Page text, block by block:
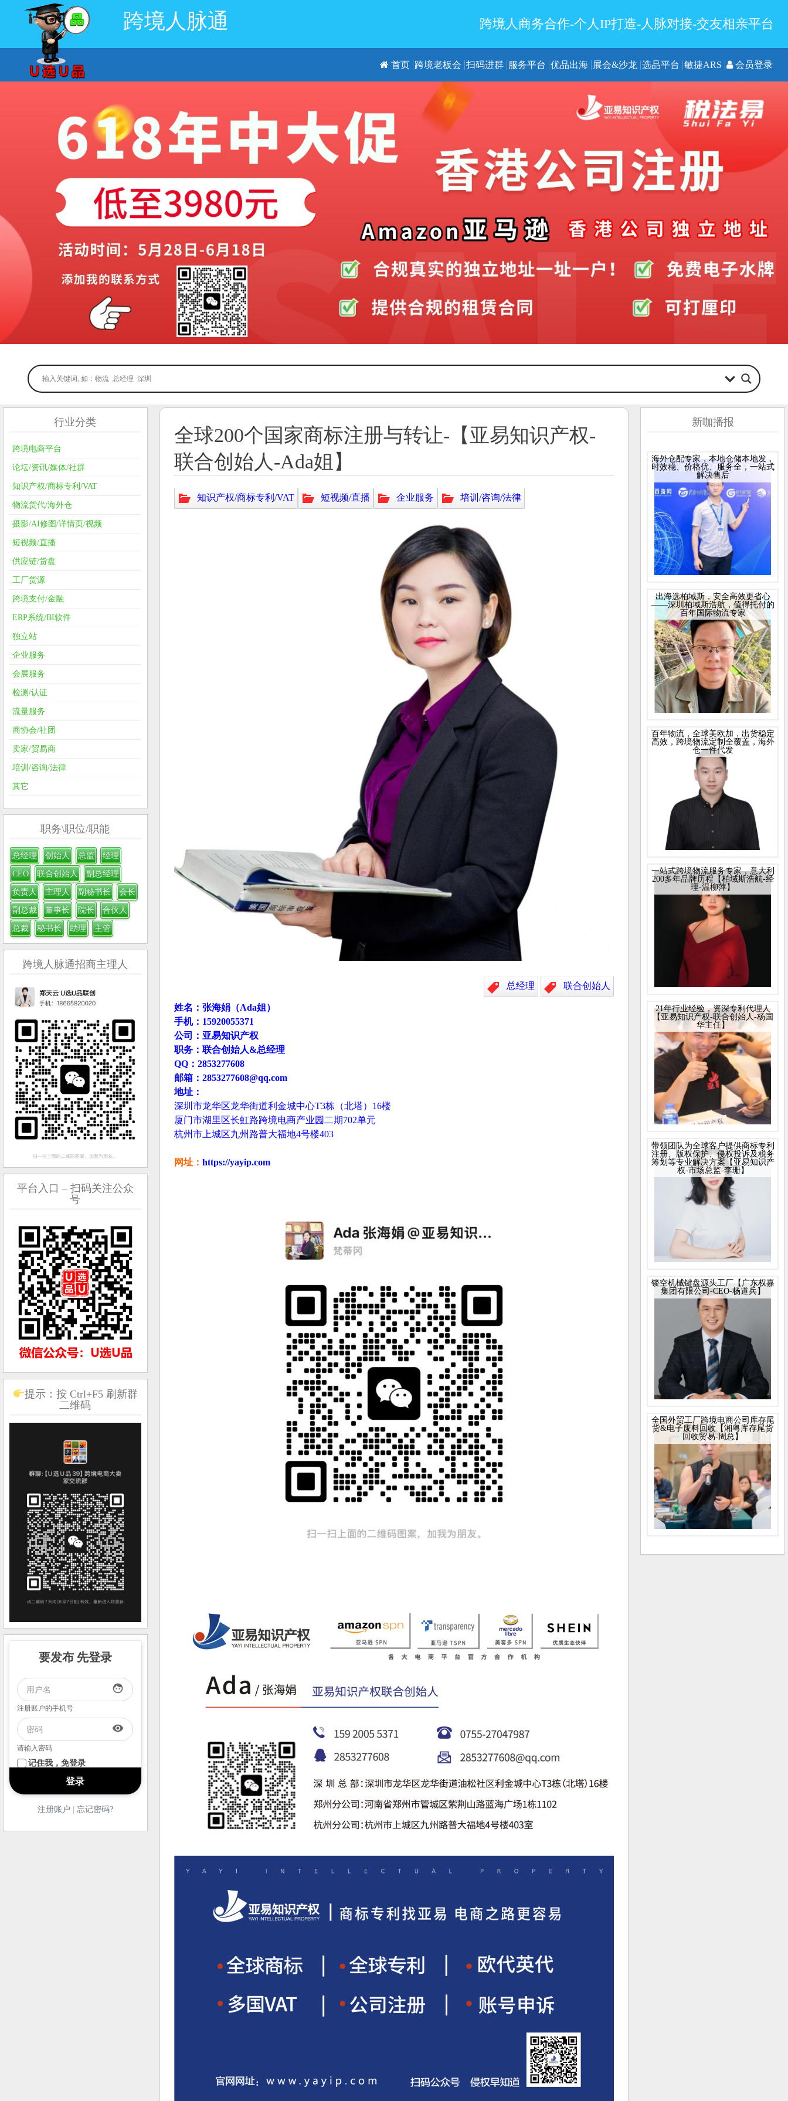
跨境人脉通 跨境人商务合作-个人IP打造-人脉对接-交友相亲平台
首页 跨境老板会 扫码进群 服务平台 优品出海 展会&沙龙 选品平台 敏捷ARS 会员登录
全球200个国家商标注册与转让-【亚易知识产权-
联合创始人-Ada姐】
知识产权/商标专利/VAT 短视频/直播 企业服务 培训/咨询/法律
总经理 联合创始人
姓名：张海娟（Ada姐）
手机：15920055371
公司：亚易知识产权
职务：联合创始人&总经理
QQ：2853277608
邮箱：2853277608@qq.com
地址：
深圳市龙华区龙华街道利金城中心T3栋（北塔）16楼
厦门市湖里区长虹路跨境电商产业园二期702单元
杭州市上城区九州路普大福地4号楼403
网址： https://yayip.com
行业分类
跨境电商平台
论坛/资讯/媒体/社群
知识产权/商标专利/VAT
物流货代/海外仓
摄影/AI修图/详情页/视频
短视频/直播
供应链/货盘
工厂货源
跨境支付/金融
ERP系统/BI软件
独立站
企业服务
会展服务
检测/认证
流量服务
商协会/社团
卖家/贸易商
培训/咨询/法律
其它
职务\职位/职能
总经理 创始人 总监 经理
CEO 联合创始人 副总经理
负责人 主理人 副秘书长 会长
副总裁 董事长 院长 合伙人
总裁 秘书长 助理 主管
跨境人脉通招商主理人
平台入口 – 扫码关注公众
号
提示：按 Ctrl+F5 刷新群
二维码
要发布 先登录
face
注册账户的手机号
visibility
请输入密码
记住我，免登录
注册账户 忘记密码?
新咖播报
海外仓配专家，本地仓储本地发，
时效稳、价格优、服务全，一站式
解决售后
出海选柏域斯，安全高效更省心
——深圳柏域斯浩航，值得托付的
百年国际物流专家
百年物流，全球美欧加，出货稳定
高效，跨境物流定制全覆盖，海外
仓一件代发
一站式跨境物流服务专家，意大利
200多年品牌历程【柏域斯浩航-经
理-温柳萍】
21年行业经验，资深专利代理人
【亚易知识产权-联合创始人-杨国
华主任】
带领团队为全球客户提供商标专利
注册、版权保护、侵权投诉及税务
筹划等专业解决方案【亚易知识产
权-市场总监-李珊】
镂空机械键盘源头工厂【广东权嘉
集团有限公司-CEO-杨道兵】
全国外贸工厂跨境电商公司库存尾
货&电子废料回收【湘粤库存尾货
回收贸易-周总】